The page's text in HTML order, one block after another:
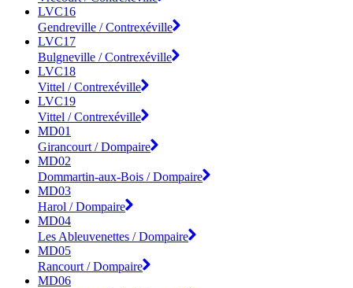
LVC16
Gendreville / Contrexéville
LVC17
Bulgneville / Contrexéville
LVC18
Vittel / Contrexéville
LVC19
Vittel / Contrexéville
MD01
Girancourt / Dompaire
MD02
Dommartin-aux-Bois / Dompaire
MD03
Harol / Dompaire
MD04
Les Ableuvenettes / Dompaire
MD05
Rancourt / Dompaire
MD06